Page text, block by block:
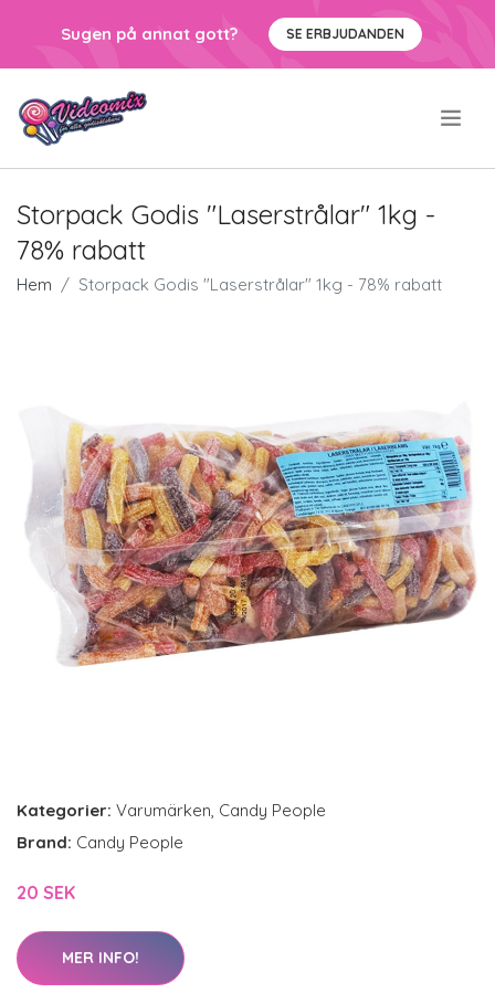
Sugen på annat gott? SE ERBJUDANDEN
Storpack Godis "Laserstrålar" 1kg -
78% rabatt
Hem Storpack Godis "Laserstrålar" 1kg - 78% rabatt
Kategorier: Varumärken, Candy People
Brand: Candy People
20 SEK
MER INFO!